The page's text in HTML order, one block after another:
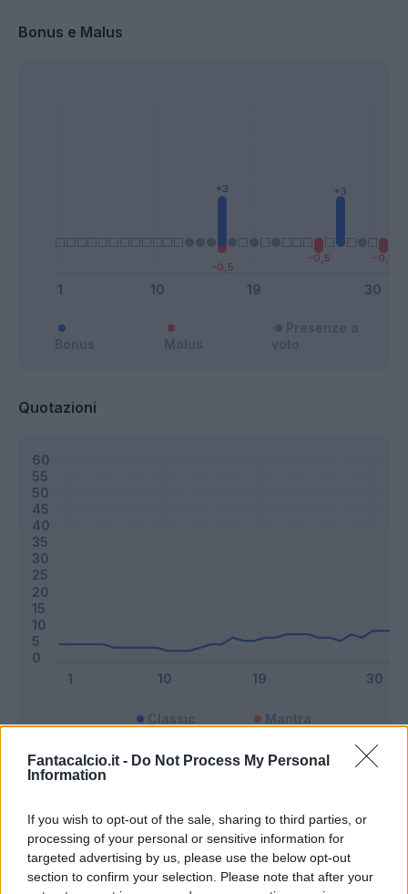
Fantacalcio.it - Do Not Process My Personal
Information
If you wish to opt-out of the sale, sharing to third parties, or
processing of your personal or sensitive information for
targeted advertising by us, please use the below opt-out
section to confirm your selection. Please note that after your
Bonus e Malus
Quotazioni
Classic Mantra
Riepilogo stagione
Titolare
Entrato 10 - 26
Squalificato